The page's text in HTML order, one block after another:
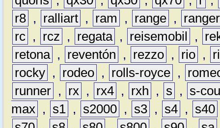
r8 , ralliart , ram , range ,
ranger
rc , rcz , regata , reisemobil ,
retona , reventón , rezzo , rio ,
rocky , rodeo , rolls-royce ,
runner , rx , rx4 , rxh , s ,
s-
max , s1 , s2000 , s3 , s4 , s40